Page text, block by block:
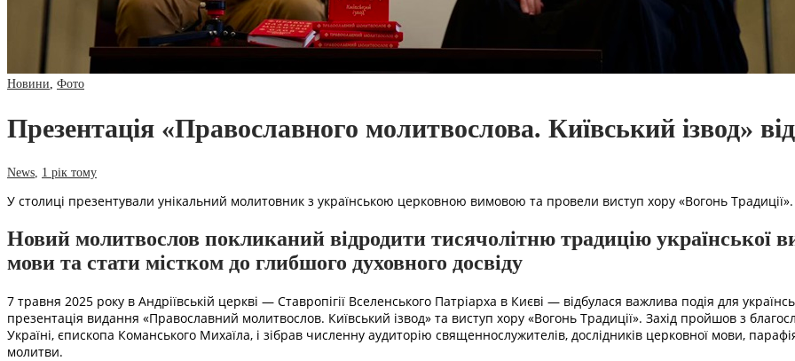
Новини Фото
Презентація «Православного молитвослова. Київський ізвод»
News 1 рік тому
У столиці презентували унікальний молитовник з українською церковною вимовою та провели виступ хору «Вогонь Традиції».
Новий молитвослов покликаний відродити тисячолітню традицію української
мови та стати містком до глибшого духовного досвіду
7 травня 2025 року в Андріївській церкві — Ставропігії Вселенського Патріарха в Києві — відбулася важлива подія для
презентація видання «Православний молитвослов. Київський ізвод» та виступ хору «Вогонь Традиції». Захід пройшов з
Україні, єпископа Команського Михаїла, і зібрав численну аудиторію священнослужителів, дослідників церковної мови,
молитви.